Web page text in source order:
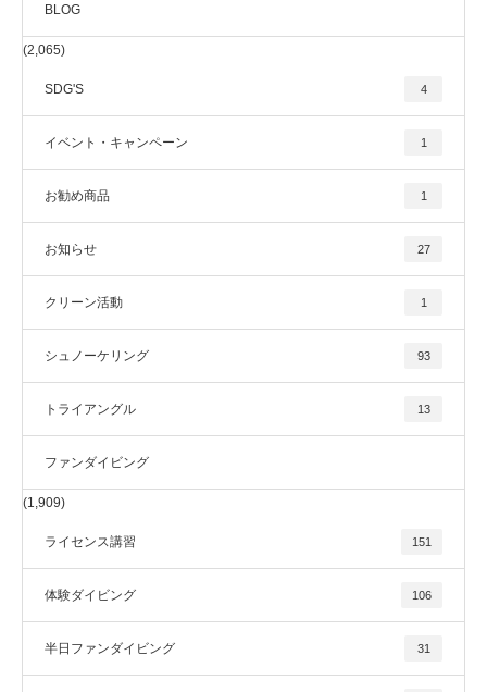
BLOG
(2,065)
SDG'S 4
イベント・キャンペーン 1
お勧め商品 1
お知らせ 27
クリーン活動 1
シュノーケリング 93
トライアングル 13
ファンダイビング
(1,909)
ライセンス講習 151
体験ダイビング 106
半日ファンダイビング 31